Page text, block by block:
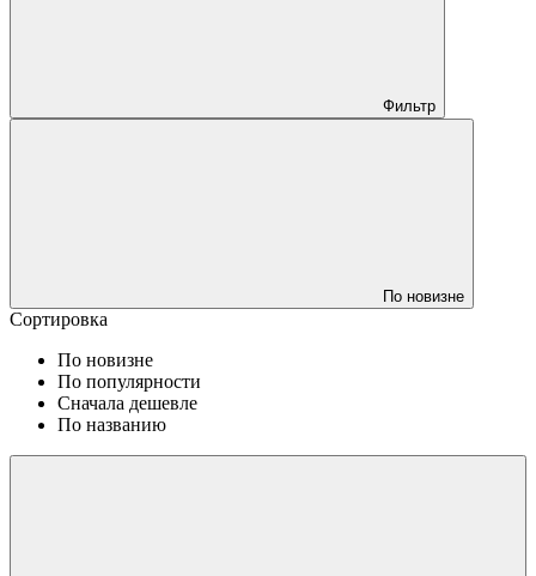
Фильтр
По новизне
Сортировка
По новизне
По популярности
Сначала дешевле
По названию